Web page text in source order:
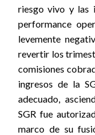
riesgo vivo y las
performance
levemente
revertir los
comisiones
ingresos de la
adecuado,
SGR fue
marco de su